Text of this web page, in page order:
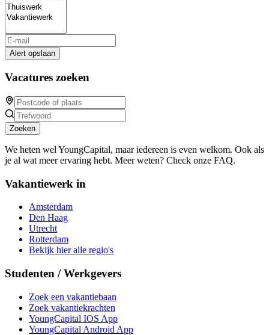
Alert opslaan
Vacatures zoeken
Zoeken
We heten wel YoungCapital, maar iedereen is even welkom. Ook als
je al wat meer ervaring hebt. Meer weten? Check onze FAQ.
Vakantiewerk in
Amsterdam
Den Haag
Utrecht
Rotterdam
Bekijk hier alle regio's
Studenten / Werkgevers
Zoek een vakantiebaan
Zoek vakantiekrachten
YoungCapital IOS App
YoungCapital Android App